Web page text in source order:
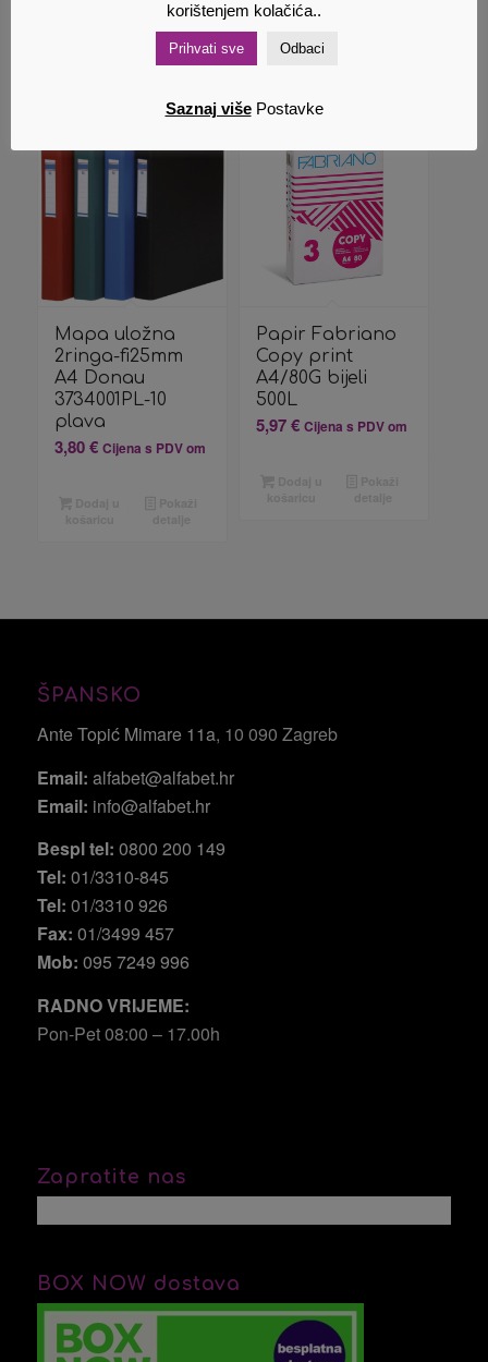
Pokaži
detalje
Dodaj u
Mapa uložna
2ringa-fi25mm
A4 Donau
3734001PL-10
plava
3,80€ Cijena s PDV om
Papir Fabriano
Copy print
A4/80G bijeli
500L
5,97€ Cijena s PDV om
ŠPANSKO
Ante Topić Mimare 11a, 10 090 Zagreb
Email: alfabet@alfabet.hr
Email: info@alfabet.hr
Bespl tel: 0800 200 149
Tel: 01/3310-845
Tel: 01/3310 926
Fax: 01/3499 457
Mob: 095 7249 996
RADNO VRIJEME:
Pon-Pet 08:00 – 17.00h
Zapratite nas
BOX NOW dostava
korištenjem kolačića..
Prihvati sve Odbaci
Saznaj više Postavke